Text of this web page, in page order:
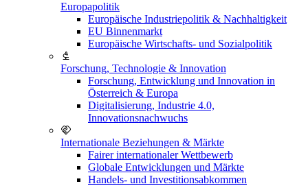
Europapolitik
Europäische Industriepolitik & Nachhaltigkeit
EU Binnenmarkt
Europäische Wirtschafts- und Sozialpolitik
Forschung, Technologie & Innovation
Forschung, Entwicklung und Innovation in
Österreich & Europa
Digitalisierung, Industrie 4.0,
Innovationsnachwuchs
Internationale Beziehungen & Märkte
Fairer internationaler Wettbewerb
Globale Entwicklungen und Märkte
Handels- und Investitionsabkommen